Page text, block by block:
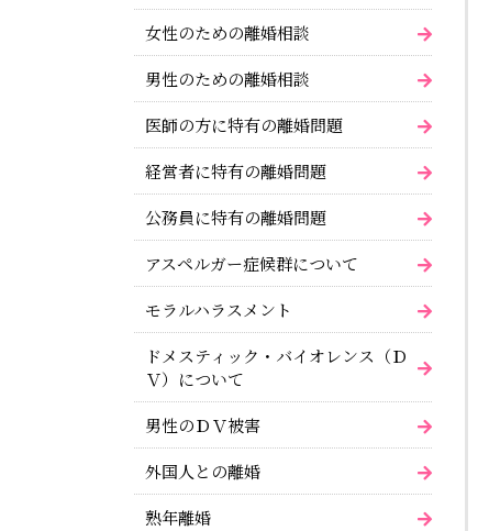
女性のための離婚相談
男性のための離婚相談
医師の方に特有の離婚問題
経営者に特有の離婚問題
公務員に特有の離婚問題
アスペルガー症候群について
モラルハラスメント
ドメスティック・バイオレンス（Ｄ
Ｖ）について
男性のＤＶ被害
外国人との離婚
熟年離婚